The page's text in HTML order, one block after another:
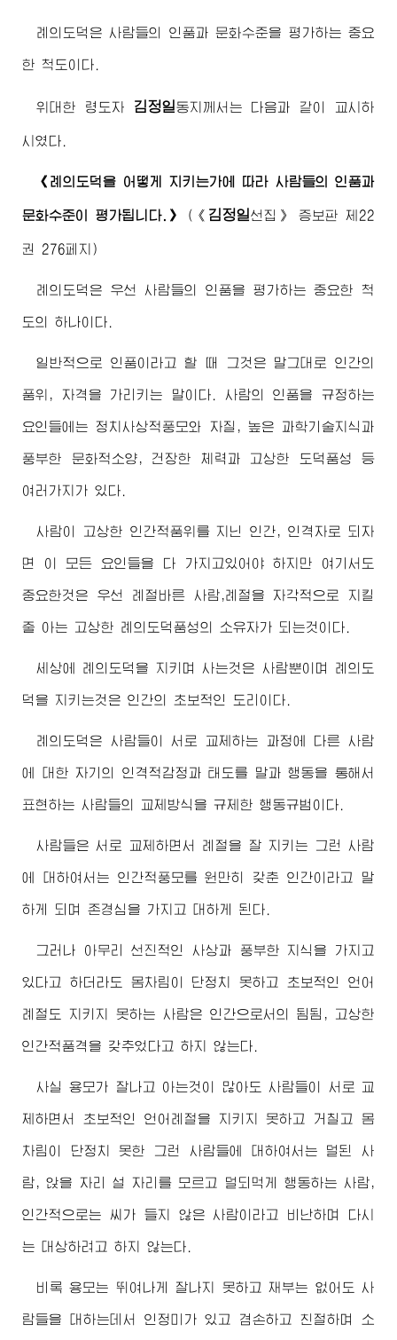
례의도덕은 사람들의 인품과 문화수준을 평가하는 중요
한 척도이다.
위대한 령도자 김정일동지 께서는 다음과 같이 교시하
시였다.
《례의도덕을 어떻게 지키는가에 따라 사람들의 인품과
문화수준이 평가됩니다.》 (《 김정일선집》 증보판 제22
권 276페지)
례의도덕은 우선 사람들의 인품을 평가하는 중요한 척
도의 하나이다.
일반적으로 인품이라고 할 때 그것은 말그대로 인간의
품위, 자격을 가리키는 말이다. 사람의 인품을 규정하는
요인들에는 정치사상적풍모와 자질, 높은 과학기술지식과
풍부한 문화적소양, 건장한 체력과 고상한 도덕품성 등
여러가지가 있다.
사람이 고상한 인간적품위를 지닌 인간, 인격자로 되자
면 이 모든 요인들을 다 가지고있어야 하지만 여기서도
중요한것은 우선 례절바른 사람,례절을 자각적으로 지킬
줄 아는 고상한 례의도덕품성의 소유자가 되는것이다.
세상에 례의도덕을 지키며 사는것은 사람뿐이며 례의도
덕을 지키는것은 인간의 초보적인 도리이다.
례의도덕은 사람들이 서로 교제하는 과정에 다른 사람
에 대한 자기의 인격적감정과 태도를 말과 행동을 통해서
표현하는 사람들의 교제방식을 규제한 행동규범이다.
사람들은 서로 교제하면서 례절을 잘 지키는 그런 사람
에 대하여서는 인간적풍모를 원만히 갖춘 인간이라고 말
하게 되며 존경심을 가지고 대하게 된다.
그러나 아무리 선진적인 사상과 풍부한 지식을 가지고
있다고 하더라도 몸차림이 단정치 못하고 초보적인 언어
례절도 지키지 못하는 사람은 인간으로서의 됨됨, 고상한
인간적품격을 갖추었다고 하지 않는다.
사실 용모가 잘나고 아는것이 많아도 사람들이 서로 교
제하면서 초보적인 언어례절을 지키지 못하고 거칠고 몸
차림이 단정치 못한 그런 사람들에 대하여서는 덜된 사
람, 앉을 자리 설 자리를 모르고 덜되먹게 행동하는 사람,
인간적으로는 씨가 들지 않은 사람이라고 비난하며 다시
는 대상하려고 하지 않는다.
비록 용모는 뛰여나게 잘나지 못하고 재부는 없어도 사
람들을 대하는데서 인정미가 있고 겸손하고 친절하며 소